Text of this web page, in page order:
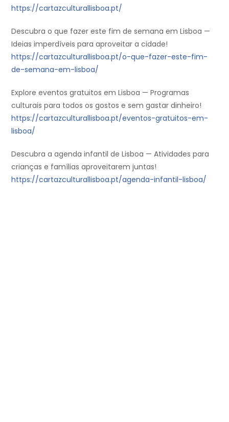
https://cartazculturallisboa.pt/
Descubra o que fazer este fim de semana em Lisboa —
Ideias imperdíveis para aproveitar a cidade!
https://cartazculturallisboa.pt/o-que-fazer-este-fim-
de-semana-em-lisboa/
Explore eventos gratuitos em Lisboa — Programas
culturais para todos os gostos e sem gastar dinheiro!
https://cartazculturallisboa.pt/eventos-gratuitos-em-
lisboa/
Descubra a agenda infantil de Lisboa — Atividades para
crianças e famílias aproveitarem juntas!
https://cartazculturallisboa.pt/agenda-infantil-lisboa/